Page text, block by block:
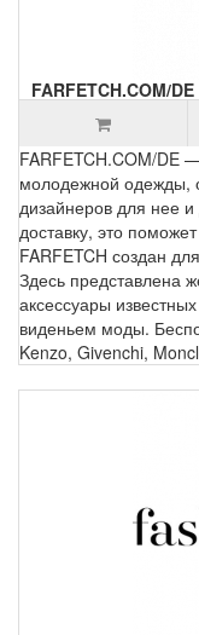
FARFETCH.COM/DE
FARFETCH.COM/DE
молодежной одежды,
дизайнеров для нее
доставку, это
FARFETCH создан
Здесь представлена
аксессуары
виденьем моды.
Kenzo, Givenchi,